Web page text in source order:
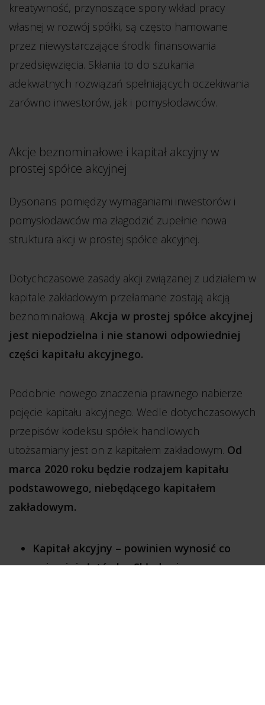
kreatywność, przynoszące spory wkład pracy
własnej w rozwój spółki, są często hamowane
przez niewystarczające środki finansowania
przedsięwzięcia. Skłania to do szukania
adekwatnych rozwiązań spełniających oczekiwania
zarówno inwestorów, jak i pomysłodawców.
Akcje beznominałowe i kapitał akcyjny w
prostej spółce akcyjnej
Dysonans pomiędzy wymaganiami inwestorów i
pomysłodawców ma złagodzić zupełnie nowa
struktura akcji w prostej spółce akcyjnej.
Dotychczasowe zasady akcji związanej z udziałem w
kapitale zakładowym przełamane zostają akcją
beznominałową. Akcja w prostej spółce akcyjnej
jest niepodzielna i nie stanowi odpowiedniej
części kapitału akcyjnego.
Podobnie nowego znaczenia prawnego nabierze
pojęcie kapitału akcyjnego. Wedle dotychczasowych
przepisów kodeksu spółek handlowych
utożsamiany jest on z kapitałem zakładowym. Od
marca 2020 roku będzie rodzajem kapitału
podstawowego, niebędącego kapitałem
zakładowym.
Kapitał akcyjny – powinien wynosić co
najmniej złotówkę. Składa się z